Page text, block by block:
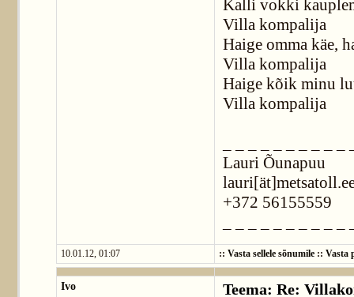
Kalli vokki
Villa kompalija
Haige omma käe,
Villa kompalija
Haige kõik minu
Villa kompalija
Lauri Õunapuu
+372 56155559
10.01.12, 01:07 :: Vasta sellele sõnumile:: Vasta
Ivo Teema: Re: